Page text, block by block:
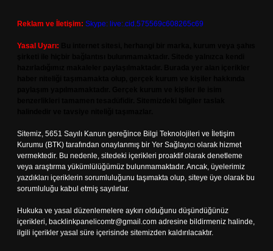
Reklam ve İletişim: Skype: live:.cid.575569c608265c69
Yasal Uyarı:
Sitemiz, 5651 Sayılı Kanun gereğince Bilgi Teknolojileri ve İletişim
Kurumu (BTK) tarafından onaylanmış bir Yer Sağlayıcı olarak hizmet
vermektedir. Bu nedenle, sitedeki içerikleri proaktif olarak denetleme
veya araştırma yükümlülüğümüz bulunmamaktadır. Ancak, üyelerimiz
yazdıkları içeriklerin sorumluluğunu taşımakta olup, siteye üye olarak bu
sorumluluğu kabul etmiş sayılırlar.
Hukuka ve yasal düzenlemelere aykırı olduğunu düşündüğünüz
içerikleri, backlinkpanelicomtr@gmail.com adresine bildirmeniz halinde,
ilgili içerikler yasal süre içerisinde sitemizden kaldırılacaktır.